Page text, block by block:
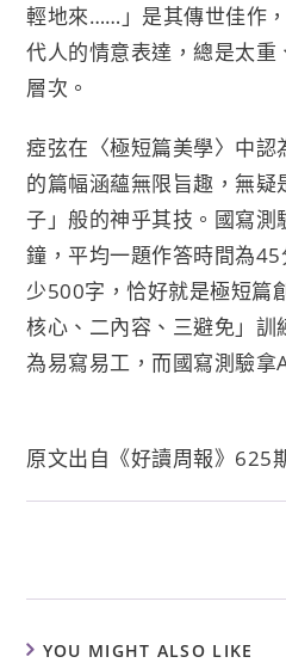
輕地來……」是其傳世佳作
代人的情意表達，總是太重
層次。
瘂弦在〈極短篇美學〉中認
的篇幅涵蘊無限旨趣，無疑
子」般的神乎其技。國寫
鐘，平均一題作答時間為
少500字，恰好就是極短篇
核心、二內容、三避免」訓
為易寫易工，而國寫測驗拿
原文出自《好讀周報》625
YOU MIGHT ALSO LIKE